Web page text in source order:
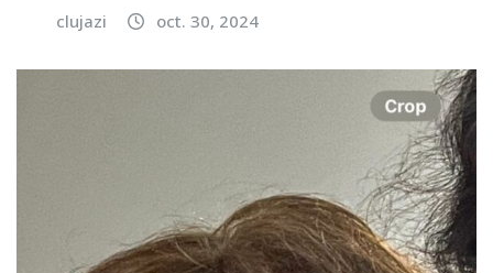
clujazi oct. 30, 2024